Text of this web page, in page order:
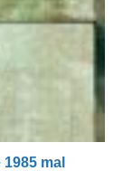
mal